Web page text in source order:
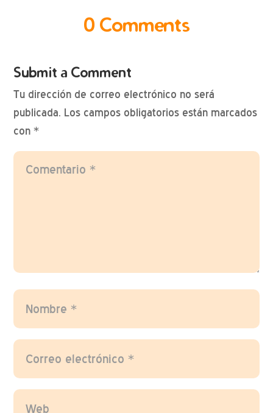
0 Comments
Submit a Comment
Tu dirección de correo electrónico no será
publicada. Los campos obligatorios están marcados
con*